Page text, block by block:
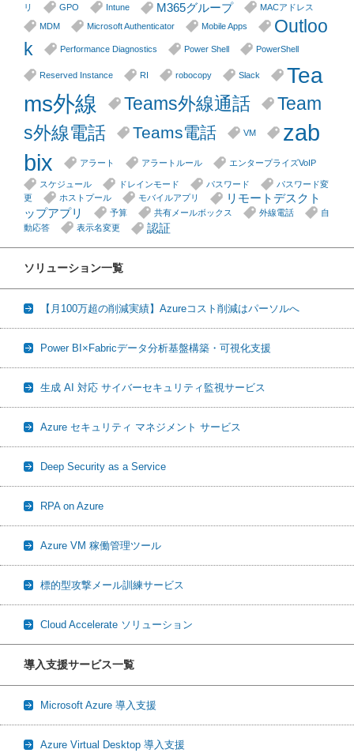
リ
GPO Intune M365グループ
MACアドレス
MDM
Microsoft Authenticator Mobile Apps
Outloo
k
Performance Diagnostics Power Shell PowerShell
Reserved Instance RI robocopy Slack
Tea
ms外線
Teams外線通話
Team
s外線電話
Teams電話 VM
zab
bix
アラート アラートルール エンタープライズVoIP
スケジュール ドレインモード パスワード
パスワード変
更
ホストプール モバイルアプリ
リモートデスクト
ップアプリ
予算 共有メールボックス 外線電話
自
動応答
表示名変更 認証
ソリューション一覧
【月100万超の削減実績】Azureコスト削減はパーソルへ
Power BI×Fabricデータ分析基盤構築・可視化支援
生成 AI 対応 サイバーセキュリティ監視サービス
Azure セキュリティ マネジメント サービス
Deep Security as a Service
RPA on Azure
Azure VM 稼働管理ツール
標的型攻撃メール訓練サービス
Cloud Accelerate ソリューション
導入支援サービス一覧
Microsoft Azure 導入支援
Azure Virtual Desktop 導入支援